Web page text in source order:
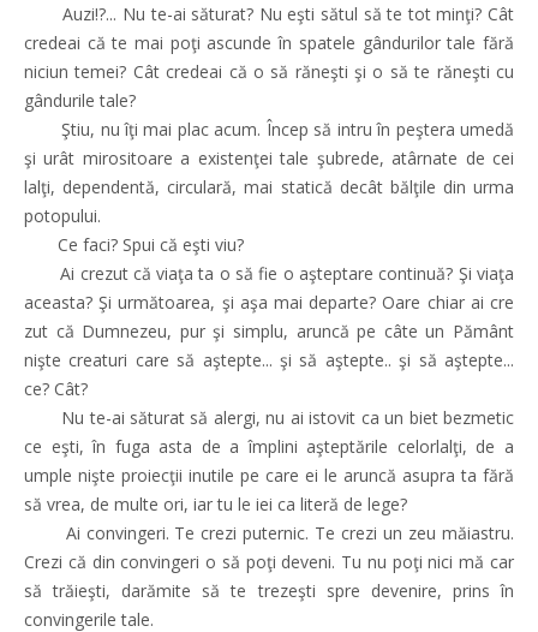
Auzi!?... Nu te-ai săturat? Nu eşti sătul să te tot minţi? Cât
credeai că te mai poţi ascunde în spatele gândurilor tale fără
niciun temei? Cât credeai că o să răneşti şi o să te răneşti cu
gândurile tale?
Ştiu, nu îţi mai plac acum. Încep să intru în peştera umedă
şi urât mirositoare a existenţei tale şubrede, atârnate de cei
lalţi, dependentă, circulară, mai statică decât bălţile din urma
potopului.
Ce faci? Spui că eşti viu?
Ai crezut că viaţa ta o să fie o aşteptare continuă? Şi viaţa
aceasta? Şi următoarea, şi aşa mai departe? Oare chiar ai cre
zut că Dumnezeu, pur şi simplu, aruncă pe câte un Pământ
nişte creaturi care să aştepte... şi să aştepte.. şi să aştepte...
ce? Cât?
Nu te-ai săturat să alergi, nu ai istovit ca un biet bezmetic
ce eşti, în fuga asta de a împlini aşteptările celorlalţi, de a
umple nişte proiecţii inutile pe care ei le aruncă asupra ta fără
să vrea, de multe ori, iar tu le iei ca literă de lege?
Ai convingeri. Te crezi puternic. Te crezi un zeu măiastru.
Crezi că din convingeri o să poţi deveni. Tu nu poţi nici mă car
să trăieşti, darămite să te trezeşti spre devenire, prins în
convingerile tale.